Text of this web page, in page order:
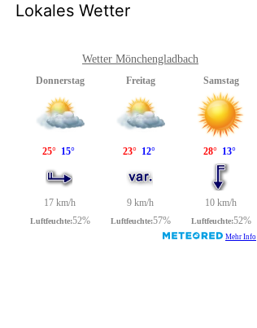
Lokales Wetter
Wetter Mönchengladbach